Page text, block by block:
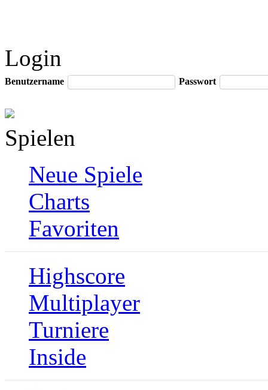
Login
Benutzername Passwort
Spielen
Neue Spiele
Charts
Favoriten
Highscore
Multiplayer
Turniere
Inside